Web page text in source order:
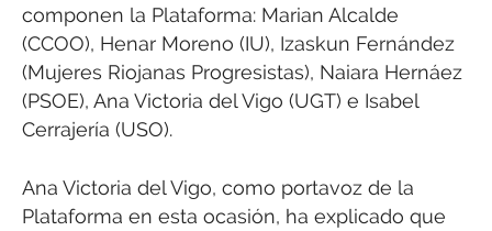
componen la Plataforma: Marian Alcalde
(CCOO), Henar Moreno (IU), Izaskun Fernández
(Mujeres Riojanas Progresistas), Naiara Hernáez
(PSOE), Ana Victoria del Vigo (UGT) e Isabel
Cerrajería (USO).
Ana Victoria del Vigo, como portavoz de la
Plataforma en esta ocasión, ha explicado que